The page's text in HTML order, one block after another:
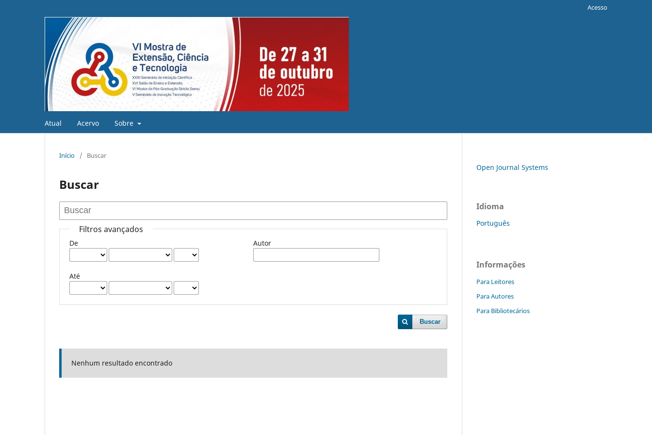
Atual Acervo Sobre
Acesso
Início / Buscar
Buscar
Filtros avançados
De
Até
Autor
Buscar
Nenhum resultado encontrado
Open Journal Systems
Idioma
Português
Informações
Para Leitores
Para Autores
Para Bibliotecários